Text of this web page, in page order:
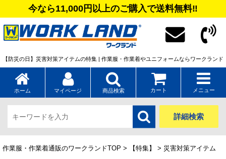
今なら11,000円以上のご購入で送料無料‼
【防災の日】災害対策アイテムの特集 | 作業服・作業着やユニフォームならワークランド
ホーム マイページ 商品検索 カート メニュー
詳細検索
作業服・作業着通販のワークランドTOP > 【特集】 > 災害対策アイテム